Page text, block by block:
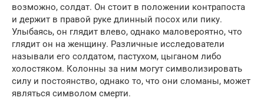
возможно, солдат. Он стоит в положении контрапоста
и держит в правой руке длинный посох или пику.
Улыбаясь, он глядит влево, однако маловероятно, что
глядит он на женщину. Различные исследователи
называли его солдатом, пастухом, цыганом либо
холостяком. Колонны за ним могут символизировать
силу и постоянство, однако то, что они сломаны, может
являться символом смерти.